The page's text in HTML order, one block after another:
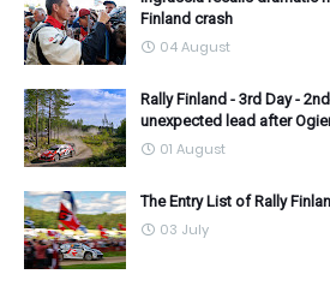
Finland crash
04 August
Rally Finland - 3rd Day -
unexpected lead after
01 August
The Entry List of Rally
03 July